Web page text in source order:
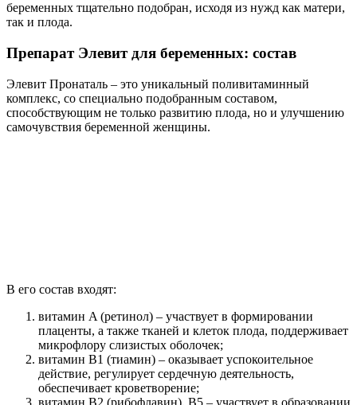
беременных тщательно подобран, исходя из нужд как матери,
так и плода.
Препарат Элевит для беременных: состав
Элевит Пронаталь – это уникальный поливитаминный
комплекс, со специально подобранным составом,
способствующим не только развитию плода, но и улучшению
самочувствия беременной женщины.
В его состав входят:
витамин A (ретинол) – участвует в формировании
плаценты, а также тканей и клеток плода, поддерживает
микрофлору слизистых оболочек;
витамин B1 (тиамин) – оказывает успокоительное
действие, регулирует сердечную деятельность,
обеспечивает кроветворение;
витамин B2 (рибофлавин), B5 – участвует в образовании